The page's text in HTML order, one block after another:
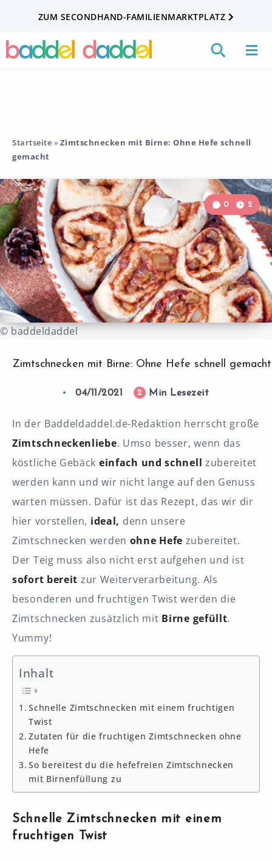
ZUM SECONDHAND-FAMILIENMARKTPLATZ
Startseite » Zimtschnecken mit Birne: Ohne Hefe schnell
gemacht
© baddeldaddel
Zimtschnecken mit Birne: Ohne Hefe schnell gemacht
0 2
04/11/2021 2 Min Lesezeit
In der Baddeldaddel.de-Redaktion herrscht große
Zimtschneckenliebe. Umso besser, wenn das
köstliche Gebäck einfach und schnell zubereitet
werden kann und wir nicht lange auf den Genuss
warten müssen. Dafür ist das Rezept, das wir dir
hier vorstellen, ideal, denn unsere
Zimtschnecken werden ohne Hefe zubereitet.
Der Teig muss also nicht erst aufgehen und ist
sofort bereit zur Weiterverarbeitung. Als
besonderen und fruchtigen Twist werden die
Zimtschnecken zusätzlich mit Birne gefüllt.
Yummy!
Inhalt
Schnelle Zimtschnecken mit einem fruchtigen
Twist
Zutaten für die fruchtigen Zimtschnecken ohne
Hefe
So bereitest du die hefefreien Zimtschnecken
mit Birnenfüllung zu
Schnelle Zimtschnecken mit einem
fruchtigen Twist